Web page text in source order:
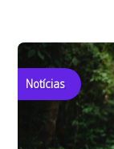
Notícias